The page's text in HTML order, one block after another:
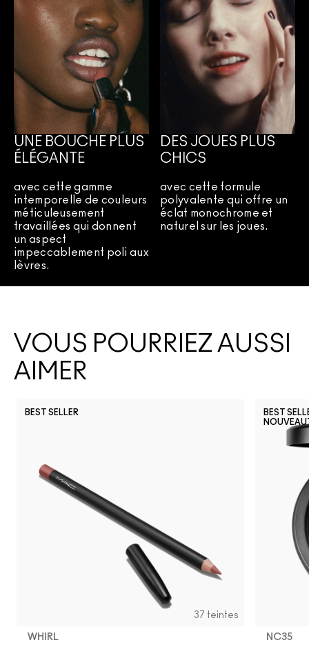
UNE BOUCHE PLUS
ÉLÉGANTE
avec cette gamme
intemporelle de couleurs
méticuleusement
travaillées qui donnent
un aspect
impeccablement poli aux
lèvres.
DES JOUES PLUS
CHICS
avec cette formule
polyvalente qui offre un
éclat monochrome et
naturel sur les joues.
VOUS POURRIEZ AUSSI
AIMER
BEST SELLER
37 teintes
WHIRL
BEST
NC35​